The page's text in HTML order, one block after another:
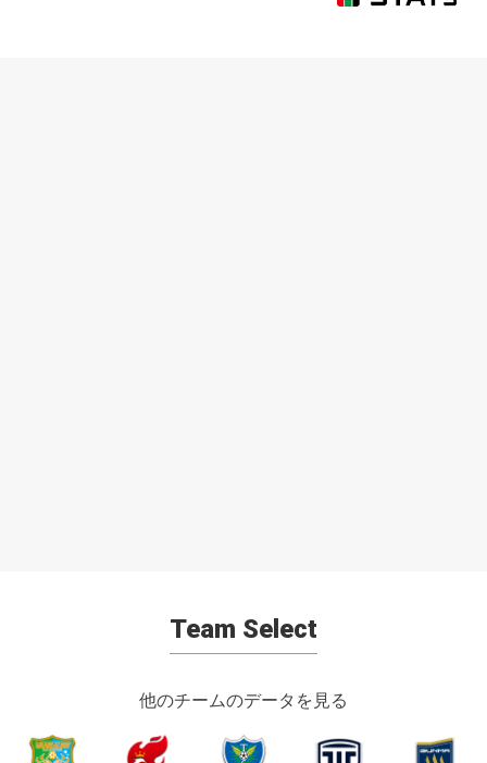
Team Select
他のチームのデータを見る